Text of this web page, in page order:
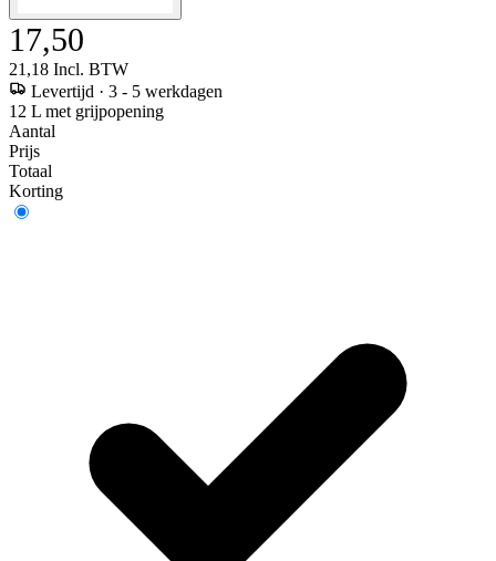
17,50
21,18 Incl. BTW
Levertijd · 3 - 5 werkdagen
12 L met grijpopening
Aantal
Prijs
Totaal
Korting